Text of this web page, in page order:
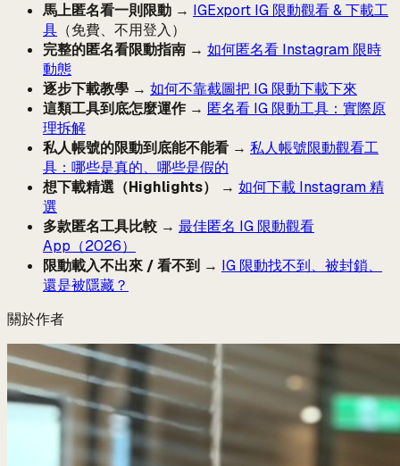
馬上匿名看一則限動 → IGExport IG 限動觀看 & 下載工
具 （免費、不用登入）
完整的匿名看限動指南 → 如何匿名看 Instagram 限時
動態
逐步下載教學 → 如何不靠截圖把 IG 限動下載下來
這類工具到底怎麼運作→ 匿名看 IG 限動工具：實際原
理拆解
私人帳號的限動到底能不能看 → 私人帳號限動觀看工
具：哪些是真的、哪些是假的
想下載精選（Highlights）
→ 如何下載 Instagram 精
選
多款匿名工具比較 → 最佳匿名 IG 限動觀看
App（2026）
限動載入不出來 / 看不到 → IG 限動找不到、被封鎖、
還是被隱藏？
關於作者